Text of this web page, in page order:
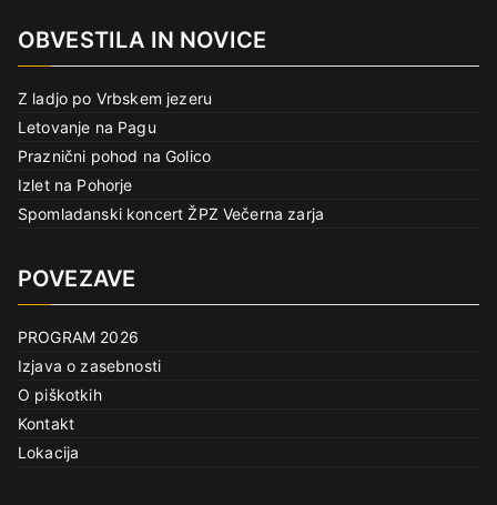
OBVESTILA IN NOVICE
Z ladjo po Vrbskem jezeru
Letovanje na Pagu
Praznični pohod na Golico
Izlet na Pohorje
Spomladanski koncert ŽPZ Večerna zarja
POVEZAVE
PROGRAM 2026
Izjava o zasebnosti
O piškotkih
Kontakt
Lokacija